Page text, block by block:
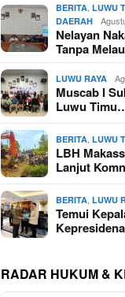
BERITA,LUWU
DAERAH
Nelayan
Tanpa
LUWU RAYA
Muscab I
Luwu
BERITA,LUWU
LBH
Lanjut
BERITA,LUWU
Temui
RADAR HUKUM &